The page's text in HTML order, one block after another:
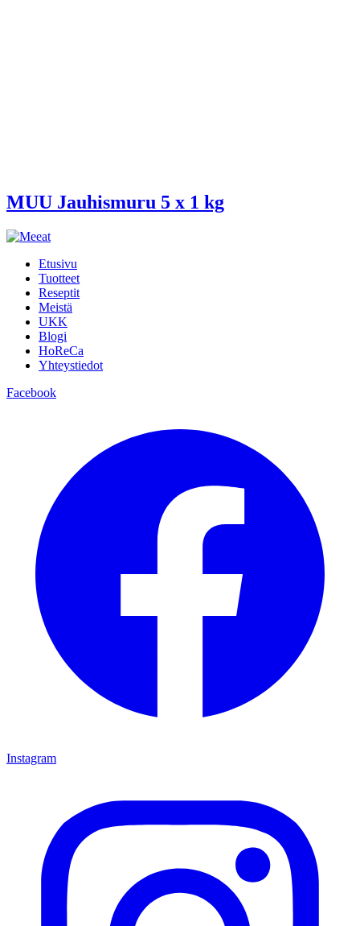
MUU Jauhismuru 5 x 1 kg
Etusivu
Tuotteet
Reseptit
Meistä
UKK
Blogi
HoReCa
Yhteystiedot
Facebook
Instagram